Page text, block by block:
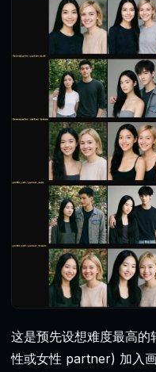
这是预先设想难度最高
性或女性 partner) 加入